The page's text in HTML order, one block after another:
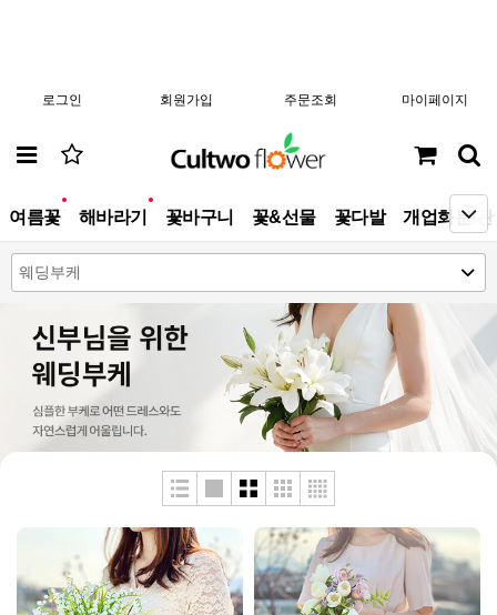
로그인 회원가입 주문조회 마이페이지
여름꽃 해바라기 꽃바구니 꽃&선물 꽃다발 개업화분/